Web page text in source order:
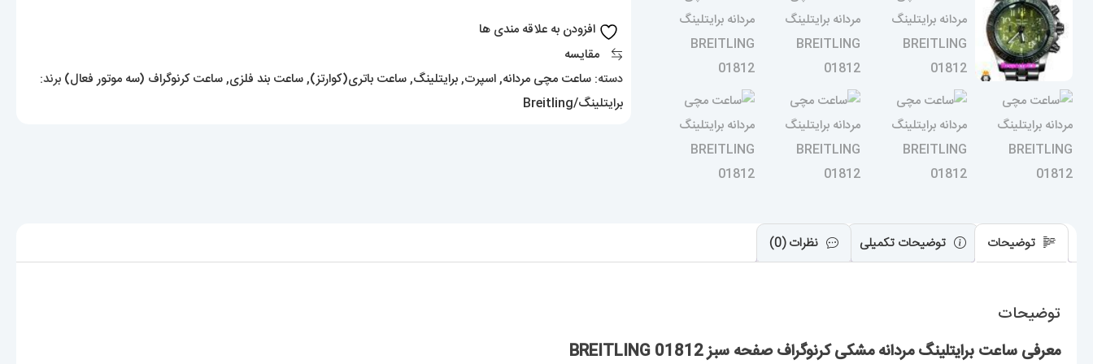
سبز
BREITLING
افزودن به علاقه مندی ها
مقایسه
دسته: ساعت مچی مردانه,اسپرت,برایتلینگ,ساعت باتری(کوارتز),ساعت بند فلزی,ساعت کرنوگراف (سه موتور فعال) برند:
برایتلینگ/Breitling
توضیحات توضیحات تکمیلی نظرات (0)
توضیحات
معرفی ساعت برایتلینگ مردانه مشکی کرنوگراف صفحه سبز BREITLING 01812